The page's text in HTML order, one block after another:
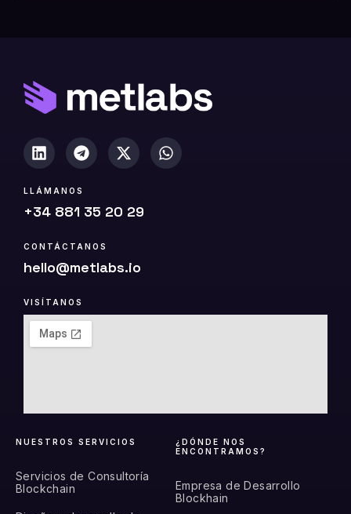
a
)
LLÁMANOS
+34 881 35 20 29
CONTÁCTANOS
hello@metlabs.io
VISÍTANOS
NUESTROS SERVICIOS
Servicios de Consultoría
Blockchain
¿DÓNDE NOS
ENCONTRAMOS?
Empresa de Desarrollo
Blockhain